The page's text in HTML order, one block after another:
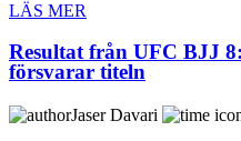
LÄS MER
Resultat från UFC BJJ
försvarar titeln
Jaser Davari